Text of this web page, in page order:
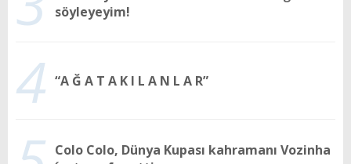
söyleyeyim!
4 “A Ğ A T A K I L A N L A R”
Colo Colo, Dünya Kupası kahramanı Vozinha